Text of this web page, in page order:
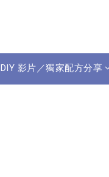
DIY 影片／獨家配方分享